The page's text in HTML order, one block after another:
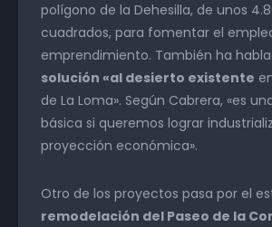
polígono de la Dehesilla, de unos
cuadrados, para fomentar el
emprendimiento. También ha
solución «al desierto existente
de La Loma». Según Cabrera, «es
básica si queremos lograr
proyección económica».
Otro de los proyectos pasa por el
remodelación del Paseo de la